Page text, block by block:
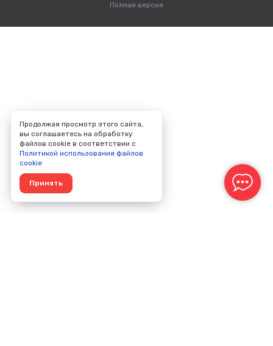
Полная версия
Продолжая просмотр этого сайта,
вы соглашаетесь на обработку
файлов cookie в соответствии с
Политикой использования файлов
cookie
Принять